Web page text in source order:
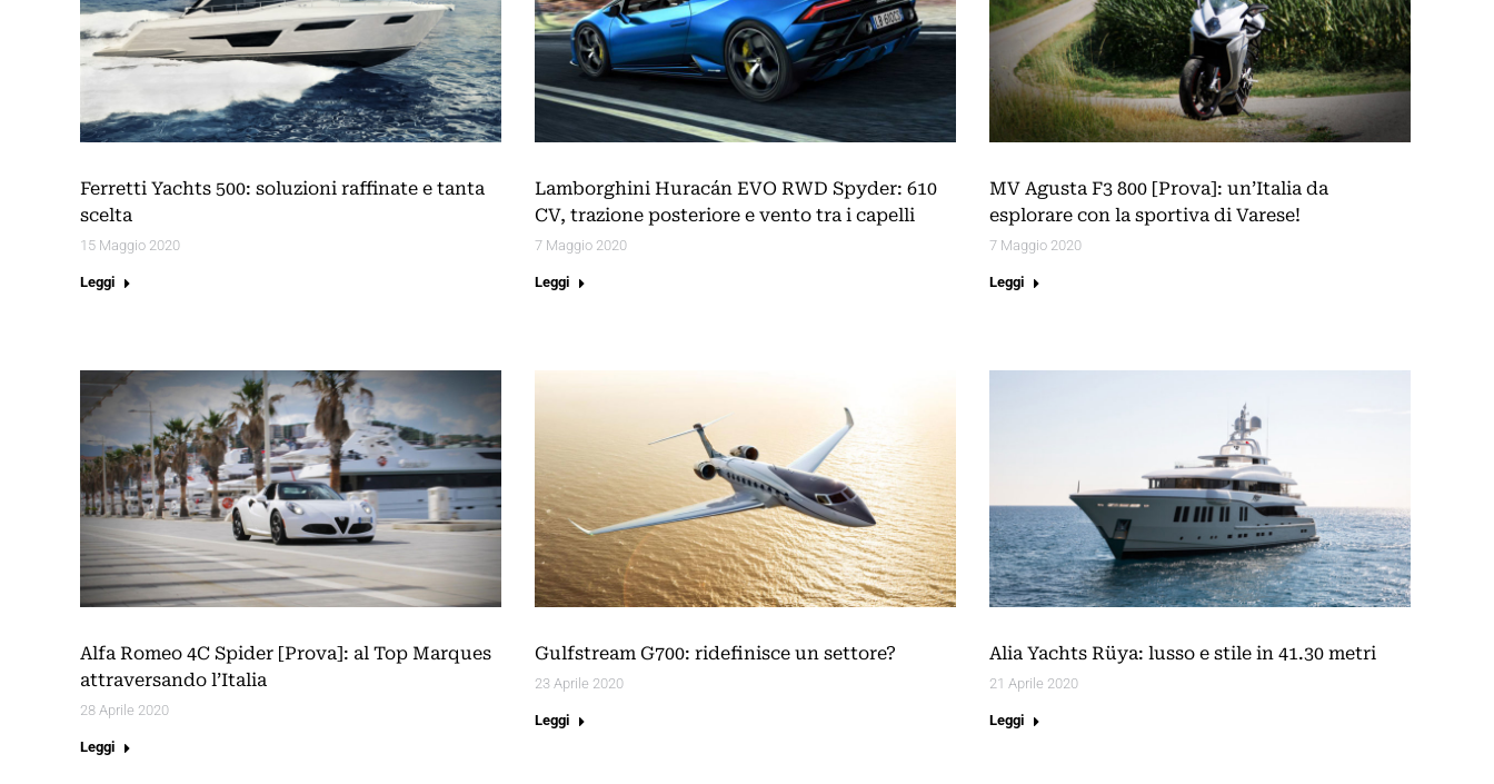
Ferretti Yachts 500: soluzioni raffinate e tanta
scelta
15 Maggio 2020
Leggi
Lamborghini Huracán EVO RWD Spyder: 610
CV, trazione posteriore e vento tra i capelli
7 Maggio 2020
Leggi
MV Agusta F3 800 [Prova]: un’Italia da
esplorare con la sportiva di Varese!
7 Maggio 2020
Leggi
Alfa Romeo 4C Spider [Prova]: al Top Marques
attraversando l’Italia
28 Aprile 2020
Leggi
Gulfstream G700: ridefinisce un settore?
23 Aprile 2020
Leggi
Alia Yachts Rüya: lusso e stile in 41.30 metri
21 Aprile 2020
Leggi